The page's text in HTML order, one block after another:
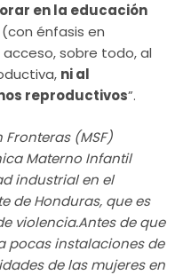
en la educación
(con énfasis en
sobre todo, al
ni al
reproductivos”.
Fronteras (MSF)
Materno Infantil
industrial en el
de Honduras, que es
violencia.Antes de que
pocas instalaciones de
de las mujeres en